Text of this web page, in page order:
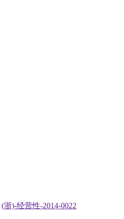
(浙)-经营性-2014-0022